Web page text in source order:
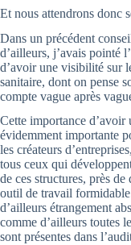
Et nous attendrons donc
Dans un précédent
d’ailleurs, j’avais pointé
d’avoir une visibilité sur
sanitaire, dont on pense
compte vague après
Cette importance d’avoir
évidemment importante
les créateurs
tous ceux qui
de ces structures, près
outil de travail
d’ailleurs étrangement
comme d’ailleurs toutes
sont présentes dans